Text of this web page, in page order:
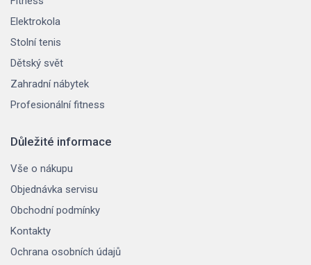
Elektrokola
Stolní tenis
Dětský svět
Zahradní nábytek
Profesionální fitness
Důležité informace
Vše o nákupu
Objednávka servisu
Obchodní podmínky
Kontakty
Ochrana osobních údajů